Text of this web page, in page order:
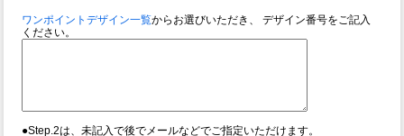
ワンポイントデザイン一覧からお選びいただき、 デザイン番号をご記入
ください。
●Step.2は、未記入で後でメールなどでご指定いただけます。